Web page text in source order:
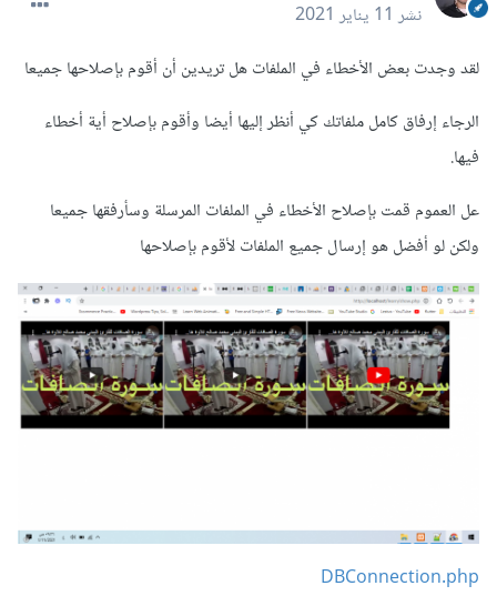
نشر11 يناير 2021
لقد وجدت بعض الأخطاء في الملفات هل تريدين أن أقوم بإصلاحها جميعا
الرجاء إرفاق كامل ملفاتك كي أنظر إليها أيضا وأقوم بإصلاح أية أخطاء
فيها.
عل العموم قمت بإصلاح الأخطاء في الملفات المرسلة وسأرفقها جميعا
ولكن لو أفضل هو إرسال جميع الملفات لأقوم بإصلاحها
DBConnection.php